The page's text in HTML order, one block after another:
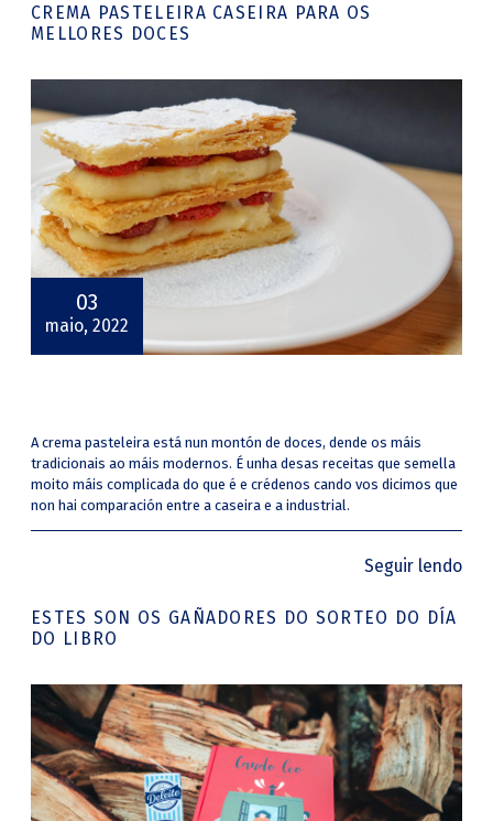
CREMA PASTELEIRA CASEIRA PARA OS
MELLORES DOCES
03
maio, 2022
A crema pasteleira está nun montón de doces, dende os máis
tradicionais ao máis modernos. É unha desas receitas que semella
moito máis complicada do que é e crédenos cando vos dicimos que
non hai comparación entre a caseira e a industrial.
Seguir lendo
ESTES SON OS GAÑADORES DO SORTEO DO DÍA
DO LIBRO